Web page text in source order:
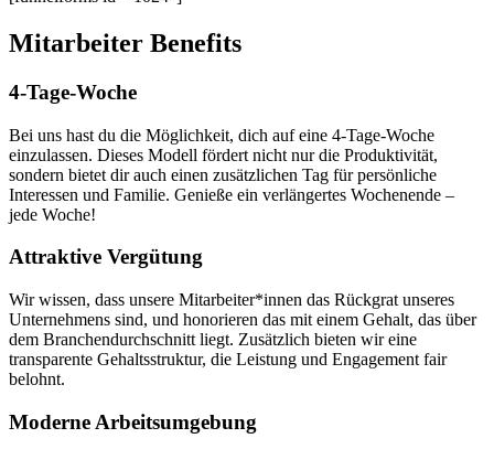
Mitarbeiter Benefits
4-Tage-Woche
Bei uns hast du die Möglichkeit, dich auf eine 4-Tage-Woche
einzulassen. Dieses Modell fördert nicht nur die Produktivität,
sondern bietet dir auch einen zusätzlichen Tag für persönliche
Interessen und Familie. Genieße ein verlängertes Wochenende –
jede Woche!
Attraktive Vergütung
Wir wissen, dass unsere Mitarbeiter*innen das Rückgrat unseres
Unternehmens sind, und honorieren das mit einem Gehalt, das über
dem Branchendurchschnitt liegt. Zusätzlich bieten wir eine
transparente Gehaltsstruktur, die Leistung und Engagement fair
belohnt.
Moderne Arbeitsumgebung